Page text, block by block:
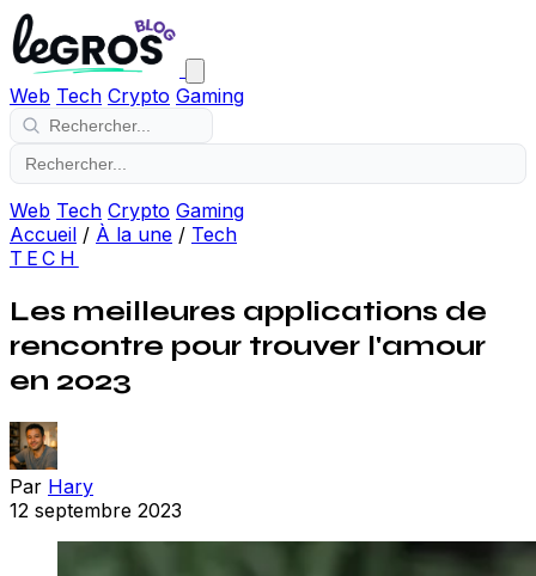
Web Tech Crypto Gaming
Web Tech Crypto Gaming
Accueil / À la une / Tech
TECH
Les meilleures applications de
rencontre pour trouver l'amour
en 2023
Par Hary
12 septembre 2023